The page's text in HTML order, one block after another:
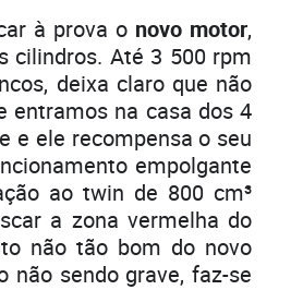
à prova o novo motor,
cilindros. Até 3 500 rpm
deixa claro que não
entramos na casa dos 4
e ele recompensa o seu
empolgante
ao twin de 800 cm³
a zona vermelha do
não tão bom do novo
não sendo grave, faz-se